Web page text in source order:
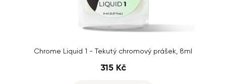
Chrome Liquid 1 - Tekutý chromový prášek, 8ml
315 Kč